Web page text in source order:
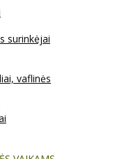
surinkėjai
vaflinės